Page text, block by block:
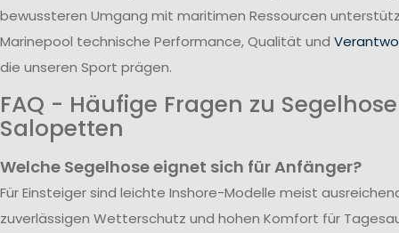
bewussteren Umgang mit maritimen Ressourcen
Marinepool technische Performance, Qualität und
die unseren Sport prägen.
FAQ - Häufige Fragen zu
Salopetten
Welche Segelhose eignet sich für Anfänger?
Für Einsteiger sind leichte Inshore-Modelle meist
zuverlässigen Wetterschutz und hohen Komfort für